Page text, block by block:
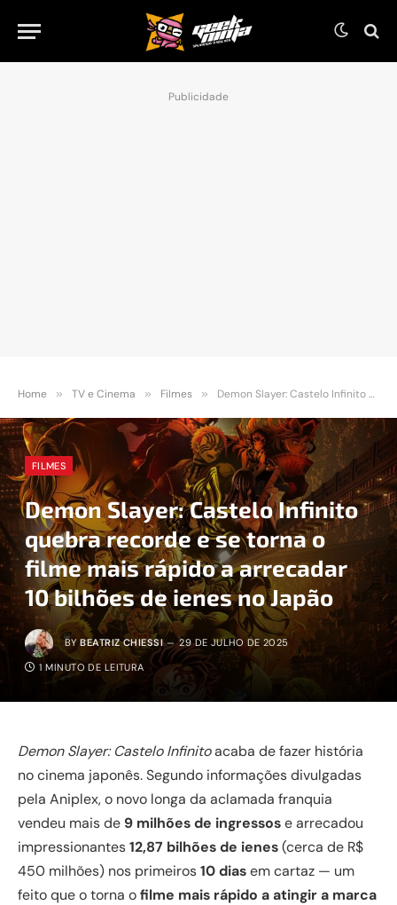
Publicidade
Home » TV e Cinema » Filmes » Demon Slayer: Castelo Infinito quebra recorde e se torna o filme mais rápido a arrecadar 10 bilhões de ienes no Japão
FILMES
Demon Slayer: Castelo Infinito
quebra recorde e se torna o
filme mais rápido a arrecadar
10 bilhões de ienes no Japão
BY BEATRIZ CHIESSI 29 DE JULHO DE 2025
1 MINUTO DE LEITURA
Demon Slayer: Castelo Infinitoacaba de fazer história
no cinema japonês. Segundo informações divulgadas
pela Aniplex, o novo longa da aclamada franquia
vendeu mais de 9 milhões de ingressose arrecadou
impressionantes12,87 bilhões de ienes(cerca de R$
450 milhões) nos primeiros10 diasem cartaz — um
feito que o torna ofilme mais rápido a atingir a marca